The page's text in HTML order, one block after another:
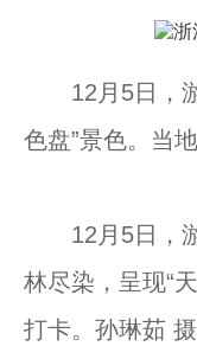
12月5日，游
色盘”景色。当
12月5日，游
林尽染，呈现“
打卡。孙琳茹 摄